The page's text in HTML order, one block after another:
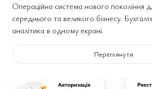
Операційна система нового покоління
середнього та великого бізнесу.
аналітика в одному екрані.
Переглянути